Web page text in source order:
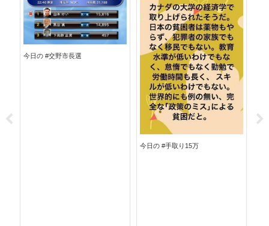
今日の #交野市長選
今日の #手取り15万